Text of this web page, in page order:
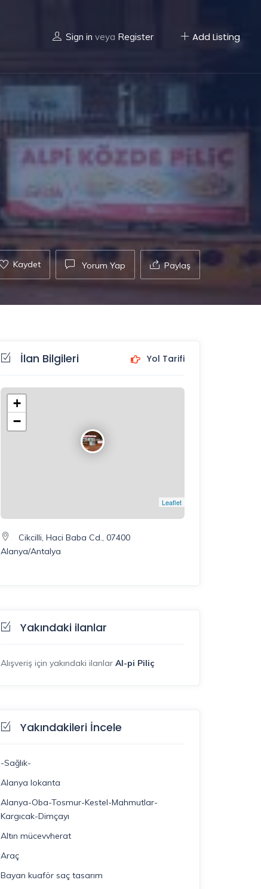
Sign in veya Register Add Listing
Kaydet Yorum Yap Paylaş
İlan Bilgileri Yol Tarifi
+
−
Leaflet
Cikcilli, Haci Baba Cd., 07400
Alanya/Antalya
Yakındaki ilanlar
Alışveriş için yakındaki ilanlar Al-pi Piliç
Yakındakileri İncele
-Sağlık-
Alanya lokanta
Alanya-Oba-Tosmur-Kestel-Mahmutlar-
Kargıcak-Dimçayı
Altın mücevvherat
Araç
Bayan kuaför saç tasarım